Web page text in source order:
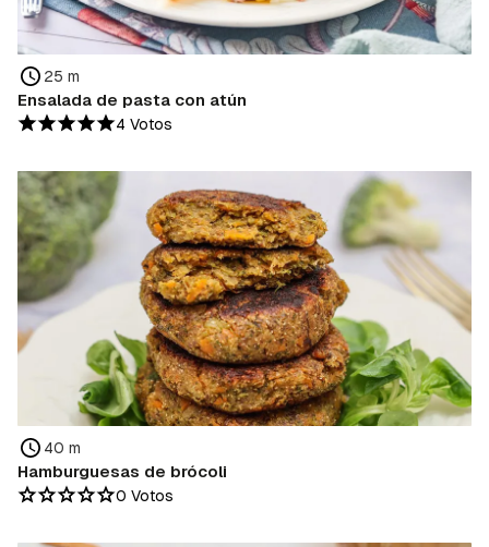
25 m
Ensalada de pasta con atún
4 Votos
40 m
Hamburguesas de brócoli
0 Votos